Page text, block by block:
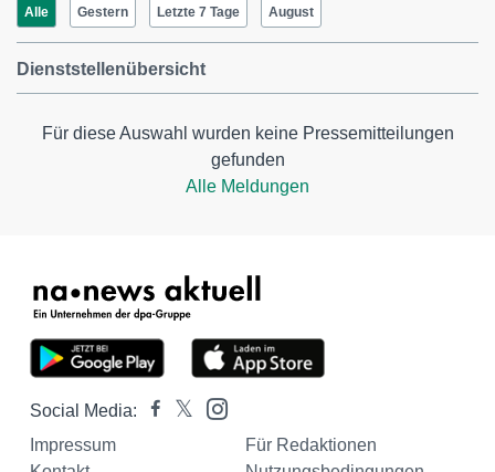
Alle Gestern Letzte 7 Tage August
Dienststellenübersicht
Für diese Auswahl wurden keine Pressemitteilungen
gefunden
Alle Meldungen
Social Media:
Impressum
Für Redaktionen